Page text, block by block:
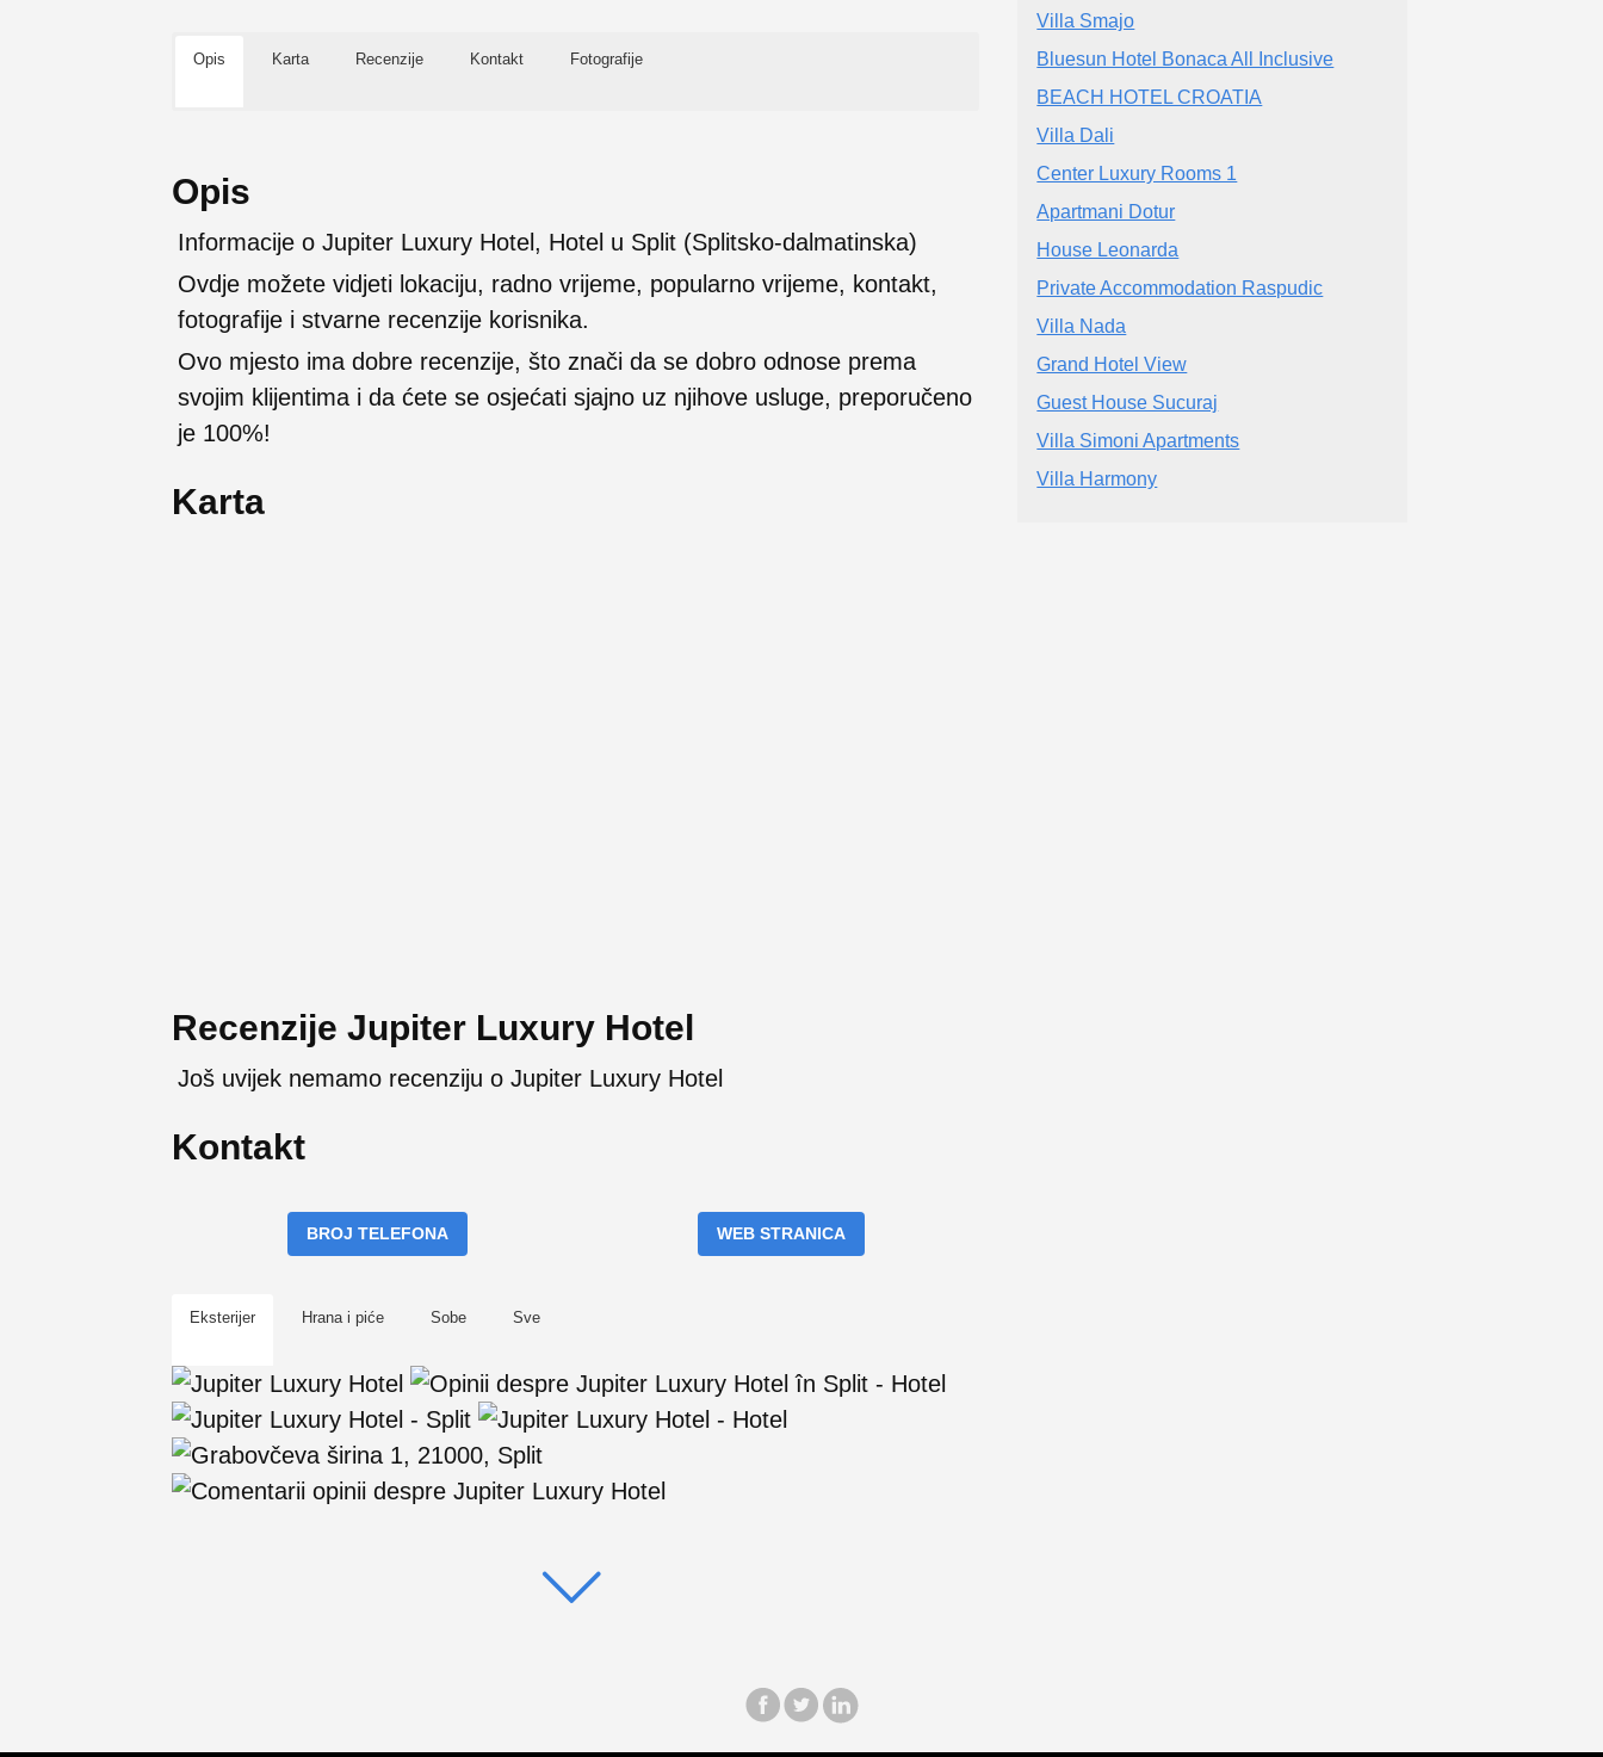
Opis Karta Recenzije Kontakt Fotografije
Opis
Informacije o Jupiter Luxury Hotel, Hotel u Split (Splitsko-dalmatinska)
Ovdje možete vidjeti lokaciju, radno vrijeme, popularno vrijeme, kontakt,
fotografije i stvarne recenzije korisnika.
Ovo mjesto ima dobre recenzije, što znači da se dobro odnose prema
svojim klijentima i da ćete se osjećati sjajno uz njihove usluge, preporučeno
je 100%!
Karta
Recenzije Jupiter Luxury Hotel
Još uvijek nemamo recenziju o Jupiter Luxury Hotel
Kontakt
BROJ TELEFONA WEB STRANICA
Eksterijer Hrana i piće Sobe Sve
Villa Smajo
Bluesun Hotel Bonaca All Inclusive
BEACH HOTEL CROATIA
Villa Dali
Center Luxury Rooms 1
Apartmani Dotur
House Leonarda
Private Accommodation Raspudic
Villa Nada
Grand Hotel View
Guest House Sucuraj
Villa Simoni Apartments
Villa Harmony